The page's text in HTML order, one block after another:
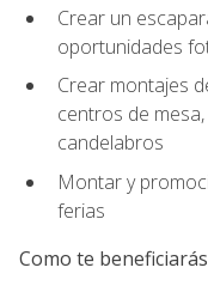
Crear un
oportunidades
Crear montajes
centros de
candelabros
Montar y
ferias
Como te beneficiarás